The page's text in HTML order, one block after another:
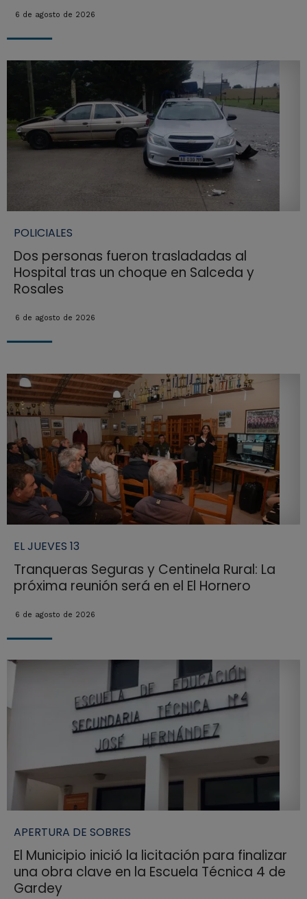
6 de agosto de 2026
POLICIALES
Dos personas fueron trasladadas al
Hospital tras un choque en Salceda y
Rosales
6 de agosto de 2026
EL JUEVES 13
Tranqueras Seguras y Centinela Rural: La
próxima reunión será en el El Hornero
6 de agosto de 2026
APERTURA DE SOBRES
El Municipio inició la licitación para finalizar
una obra clave en la Escuela Técnica 4 de
Gardey